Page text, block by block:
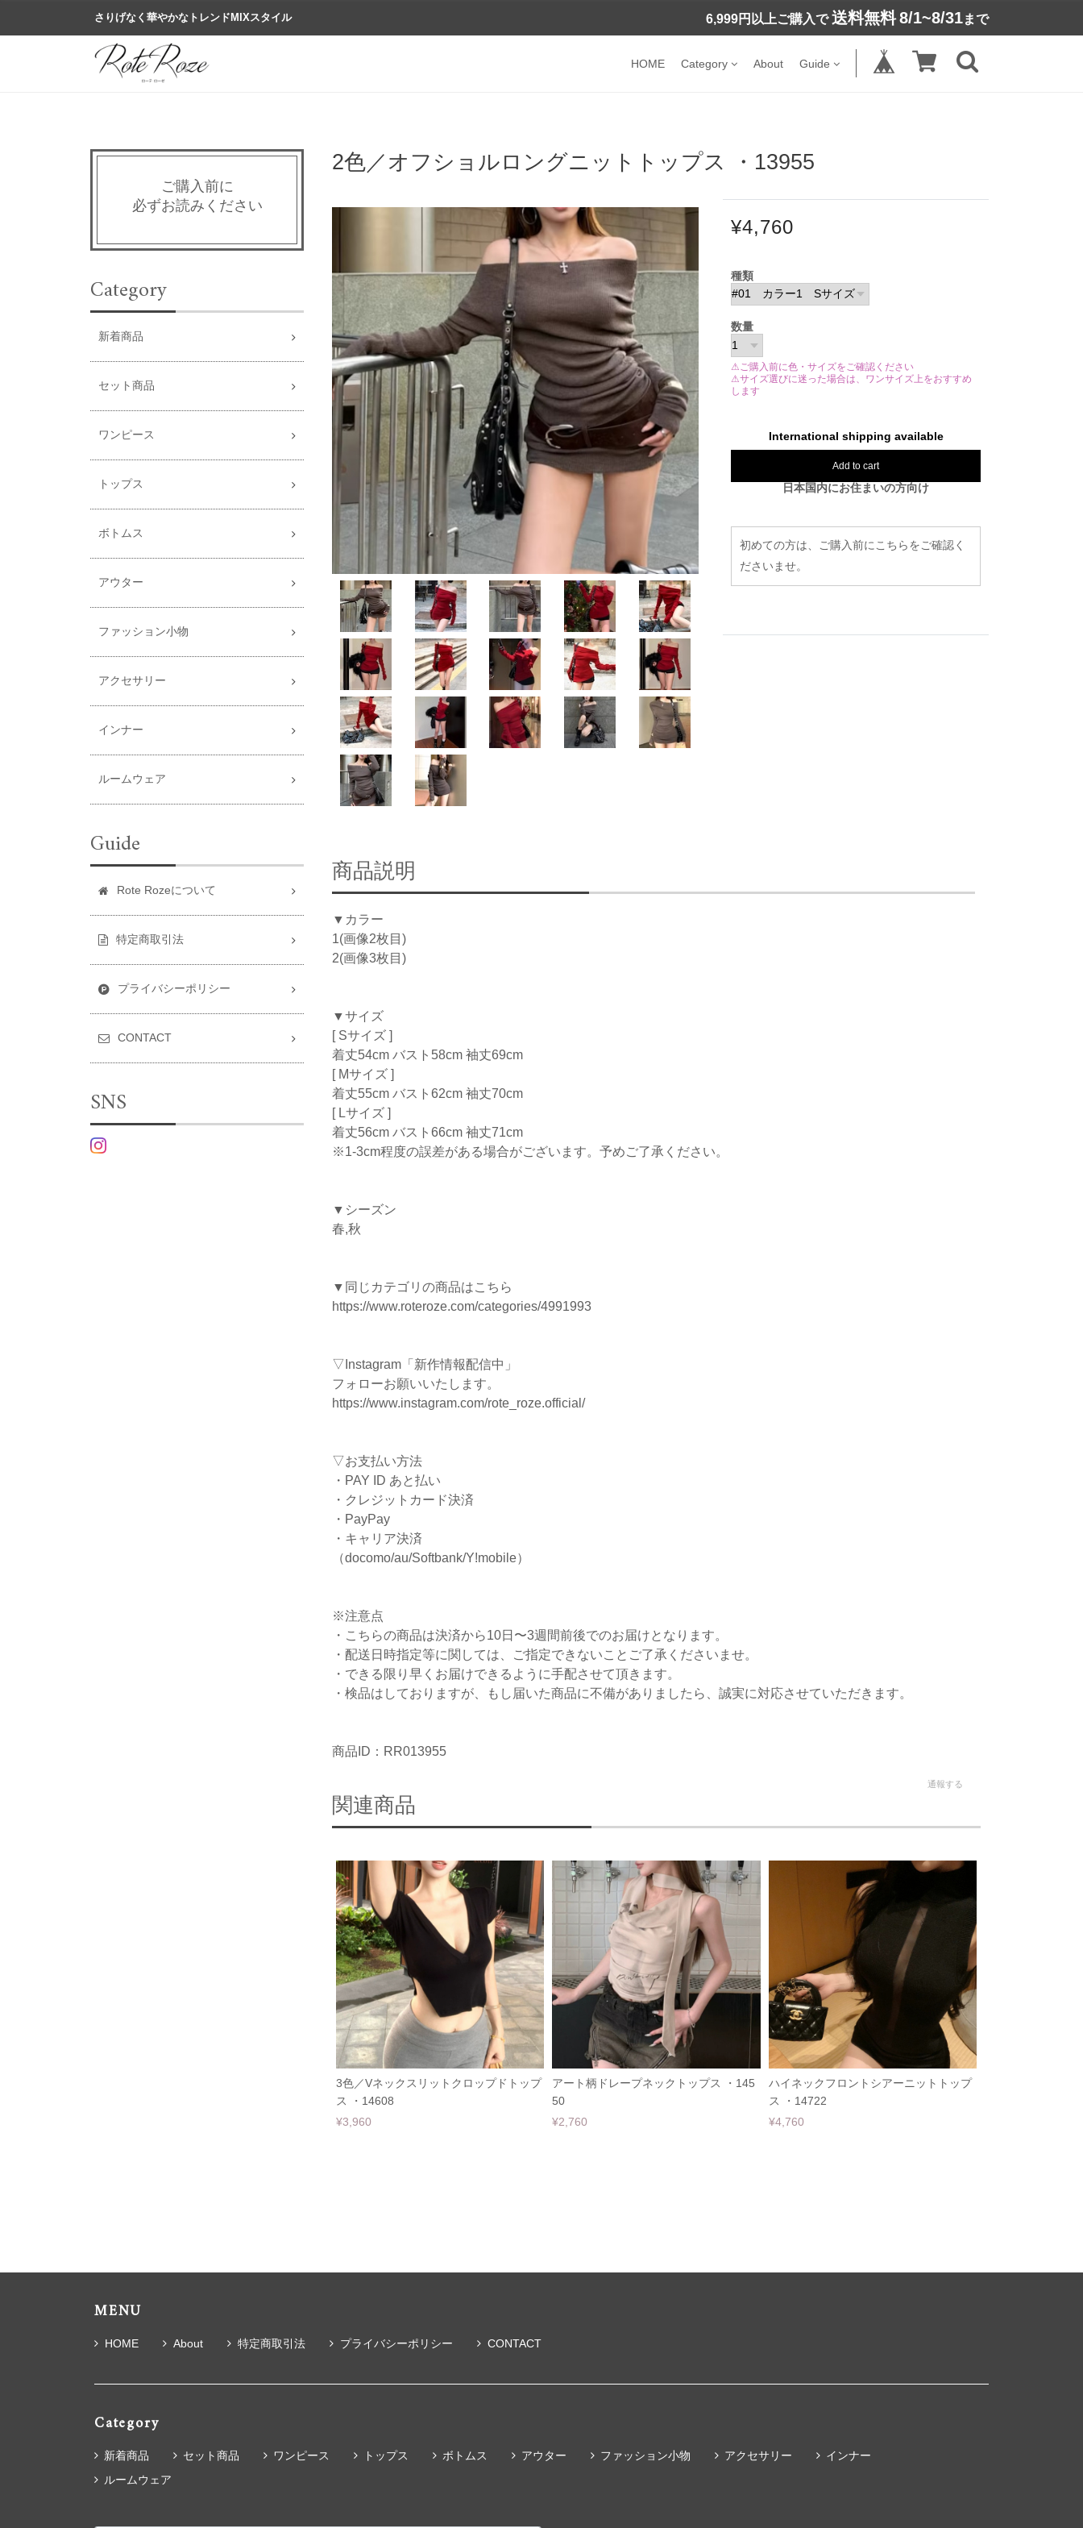
さりげなく華やかなトレンドMIXスタイル 6,999円以上ご購入で 送料無料8/1~8/31まで
HOME Category About Guide
2色／オフショルロングニットトップス ・13955
¥4,760
種類
数量
⚠ご購入前に色・サイズをご確認ください
⚠サイズ選びに迷った場合は、ワンサイズ上をおすすめ
します
International shipping available
Add to cart
日本国内にお住まいの方向け
初めての方は、ご購入前にこちらをご確認く
ださいませ。
商品説明
▼カラー
1(画像2枚目)
2(画像3枚目)
▼サイズ
[ Sサイズ ]
着丈54cm バスト58cm 袖丈69cm
[ Mサイズ ]
着丈55cm バスト62cm 袖丈70cm
[ Lサイズ ]
着丈56cm バスト66cm 袖丈71cm
※1-3cm程度の誤差がある場合がございます。予めご了承ください。
▼シーズン
春,秋
▼同じカテゴリの商品はこちら
https://www.roteroze.com/categories/4991993
▽Instagram「新作情報配信中」
フォローお願いいたします。
https://www.instagram.com/rote_roze.official/
▽お支払い方法
・PAY ID あと払い
・クレジットカード決済
・PayPay
・キャリア決済
（docomo/au/Softbank/Y!mobile）
※注意点
・こちらの商品は決済から10日〜3週間前後でのお届けとなります。
・配送日時指定等に関しては、ご指定できないことご了承くださいませ。
・できる限り早くお届けできるように手配させて頂きます。
・検品はしておりますが、もし届いた商品に不備がありましたら、誠実に対応させていただきます。
商品ID：RR013955
通報する
関連商品
3色／Vネックスリットクロップドトップ
ス ・14608
¥3,960
アート柄ドレープネックトップス ・145
50
¥2,760
ハイネックフロントシアーニットトップ
ス ・14722
¥4,760
ご購入前に
必ずお読みください
Category
新着商品
セット商品
ワンピース
トップス
ボトムス
アウター
ファッション小物
アクセサリー
インナー
ルームウェア
Guide
Rote Rozeについて
特定商取引法
プライバシーポリシー
CONTACT
SNS
MENU
HOME About 特定商取引法 プライバシーポリシー CONTACT
Category
新着商品 セット商品 ワンピース トップス ボトムス アウター ファッション小物 アクセサリー
インナー
ルームウェア